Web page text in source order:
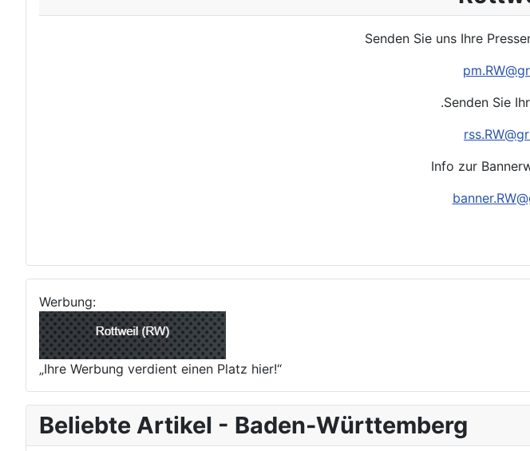
Senden Sie uns Ihre
pm.RW
.Senden Sie
rss.RW
Info zur
Werbung:
„Ihre Werbung verdient einen Platz hier!“
Beliebte Artikel - Baden-Württemberg